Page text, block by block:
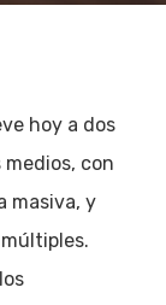
hoy a dos
medios, con
masiva, y